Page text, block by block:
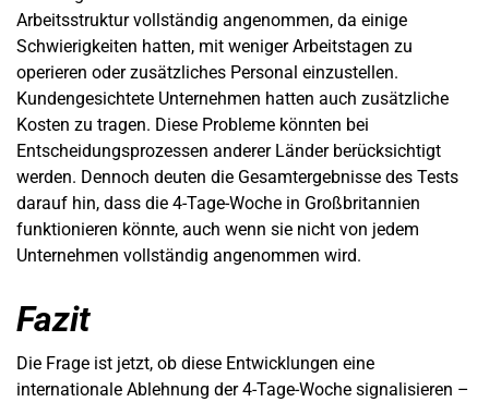
Arbeitsstruktur vollständig angenommen, da einige
Schwierigkeiten hatten, mit weniger Arbeitstagen zu
operieren oder zusätzliches Personal einzustellen.
Kundengesichtete Unternehmen hatten auch zusätzliche
Kosten zu tragen. Diese Probleme könnten bei
Entscheidungsprozessen anderer Länder berücksichtigt
werden. Dennoch deuten die Gesamtergebnisse des Tests
darauf hin, dass die 4-Tage-Woche in Großbritannien
funktionieren könnte, auch wenn sie nicht von jedem
Unternehmen vollständig angenommen wird.
Fazit
Die Frage ist jetzt, ob diese Entwicklungen eine
internationale Ablehnung der 4-Tage-Woche signalisieren –